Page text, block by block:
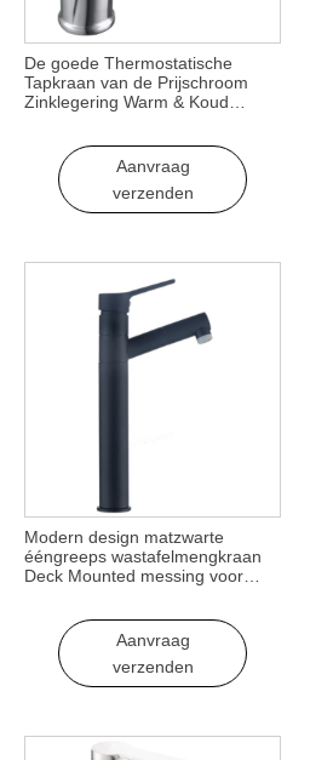
De goede Thermostatische
Tapkraan van de Prijschroom
Zinklegering Warm & Koud
Aanvraag
verzenden
Modern design matzwarte
ééngreeps wastafelmengkraan
Deck Mounted messing voor
Aanvraag
verzenden